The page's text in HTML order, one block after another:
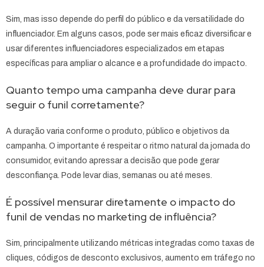
Sim, mas isso depende do perfil do público e da versatilidade do
influenciador. Em alguns casos, pode ser mais eficaz diversificar e
usar diferentes influenciadores especializados em etapas
específicas para ampliar o alcance e a profundidade do impacto.
Quanto tempo uma campanha deve durar para
seguir o funil corretamente?
A duração varia conforme o produto, público e objetivos da
campanha. O importante é respeitar o ritmo natural da jornada do
consumidor, evitando apressar a decisão que pode gerar
desconfiança. Pode levar dias, semanas ou até meses.
É possível mensurar diretamente o impacto do
funil de vendas no marketing de influência?
Sim, principalmente utilizando métricas integradas como taxas de
cliques, códigos de desconto exclusivos, aumento em tráfego no